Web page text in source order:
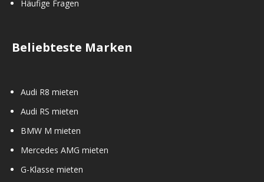
Häufige Fragen
Beliebteste Marken
Audi R8 mieten
Audi RS mieten
BMW M mieten
Mercedes AMG mieten
G-Klasse mieten